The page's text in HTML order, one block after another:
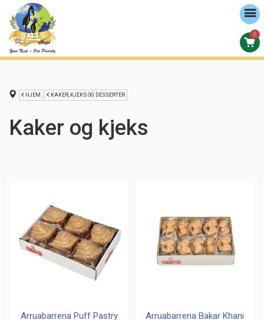
0
HJEM KAKER, KJEKS OG DESSERTER
Kaker og kjeks
Arruabarrena Puff Pastry
Arruabarrena Bakar Khani